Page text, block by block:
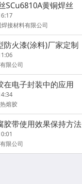
SCu6810A黄铜焊丝
接材料有限公司
防火漆(涂料)厂家定制
限公司
在电子封装中的应用
熔胶
胶带使用效果保持方法
限公司